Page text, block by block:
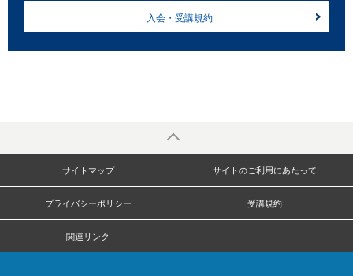
入会・受講規約
サイトマップ サイトのご利用にあたって
プライバシーポリシー 受講規約
関連リンク